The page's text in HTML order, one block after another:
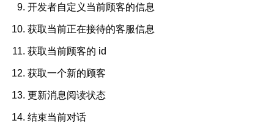
开发者自定义当前顾客的信息
获取当前正在接待的客服信息
获取当前顾客的 id
获取一个新的顾客
更新消息阅读状态
结束当前对话